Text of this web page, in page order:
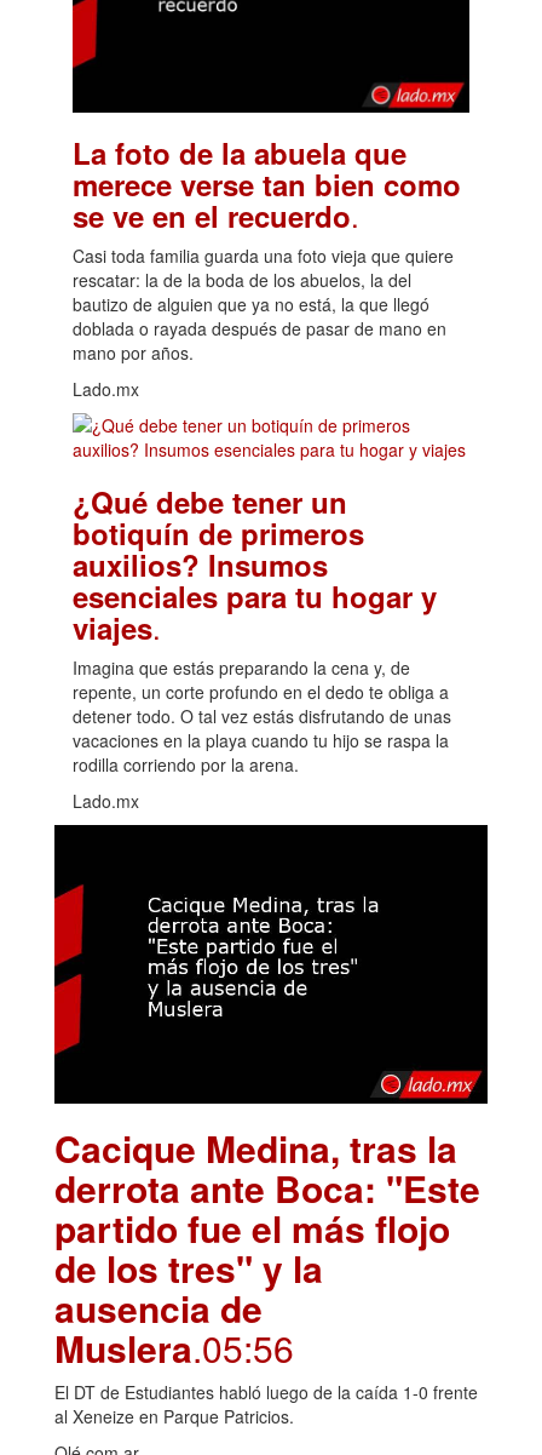
La foto de la abuela que
merece verse tan bien como
se ve en el recuerdo.
Casi toda familia guarda una foto vieja que quiere
rescatar: la de la boda de los abuelos, la del
bautizo de alguien que ya no está, la que llegó
doblada o rayada después de pasar de mano en
mano por años.
Lado.mx
¿Qué debe tener un
botiquín de primeros
auxilios? Insumos
esenciales para tu hogar y
viajes.
Imagina que estás preparando la cena y, de
repente, un corte profundo en el dedo te obliga a
detener todo. O tal vez estás disfrutando de unas
vacaciones en la playa cuando tu hijo se raspa la
rodilla corriendo por la arena.
Lado.mx
Cacique Medina, tras la
derrota ante Boca: "Este
partido fue el más flojo
de los tres" y la
ausencia de
Muslera.05:56
El DT de Estudiantes habló luego de la caída 1-0 frente
al Xeneize en Parque Patricios.